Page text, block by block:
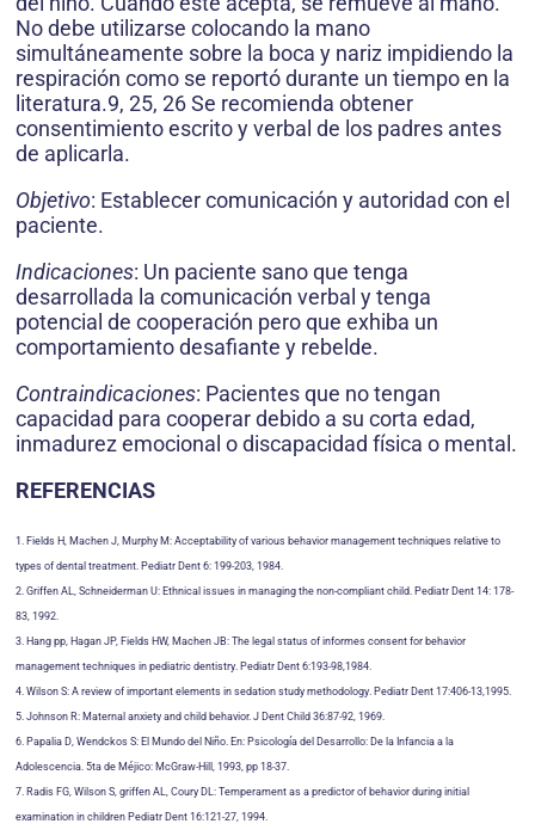
No debe utilizarse colocando la mano
simultáneamente sobre la boca y nariz impidiendo la
respiración como se reportó durante un tiempo en la
literatura.9, 25, 26 Se recomienda obtener
consentimiento escrito y verbal de los padres antes
de aplicarla.
Objetivo: Establecer comunicación y autoridad con el
paciente.
Indicaciones: Un paciente sano que tenga
desarrollada la comunicación verbal y tenga
potencial de cooperación pero que exhiba un
comportamiento desafiante y rebelde.
Contraindicaciones: Pacientes que no tengan
capacidad para cooperar debido a su corta edad,
inmadurez emocional o discapacidad física o mental.
REFERENCIAS
1. Fields H, Machen J, Murphy M: Acceptability of various behavior management techniques relative to
types of dental treatment. Pediatr Dent 6: 199-203, 1984.
2. Griffen AL, Schneiderman U: Ethnical issues in managing the non-compliant child. Pediatr Dent 14: 178-
83, 1992.
3. Hang pp, Hagan JP, Fields HW, Machen JB: The legal status of informes consent for behavior
management techniques in pediatric dentistry. Pediatr Dent 6:193-98,1984.
4. Wilson S: A review of important elements in sedation study methodology. Pediatr Dent 17:406-13,1995.
5. Johnson R: Maternal anxiety and child behavior. J Dent Child 36:87-92, 1969.
6. Papalia D, Wendckos S: El Mundo del Niño. En: Psicología del Desarrollo: De la Infancia a la
Adolescencia. 5ta de Méjico: McGraw-Hill, 1993, pp 18-37.
7. Radis FG, Wilson S, griffen AL, Coury DL: Temperament as a predictor of behavior during initial
examination in children Pediatr Dent 16:121-27, 1994.